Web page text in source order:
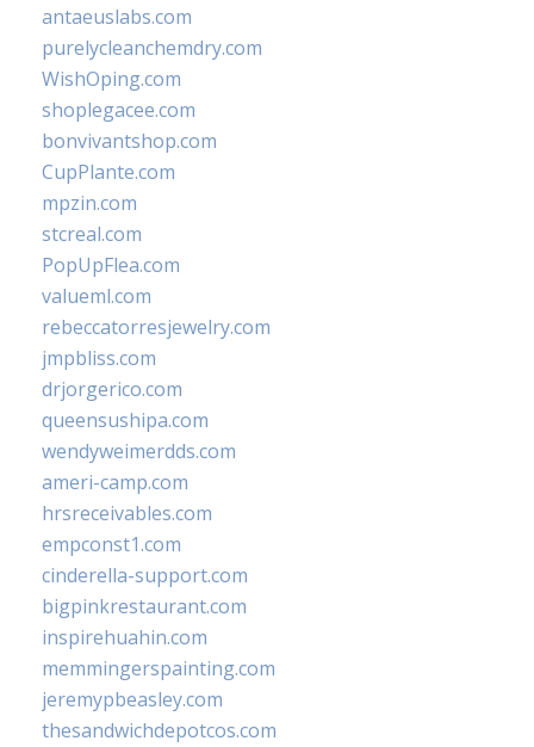
antaeuslabs.com
purelycleanchemdry.com
WishOping.com
shoplegacee.com
bonvivantshop.com
CupPlante.com
mpzin.com
stcreal.com
PopUpFlea.com
valueml.com
rebeccatorresjewelry.com
jmpbliss.com
drjorgerico.com
queensushipa.com
wendyweimerdds.com
ameri-camp.com
hrsreceivables.com
empconst1.com
cinderella-support.com
bigpinkrestaurant.com
inspirehuahin.com
memmingerspainting.com
jeremypbeasley.com
thesandwichdepotcos.com